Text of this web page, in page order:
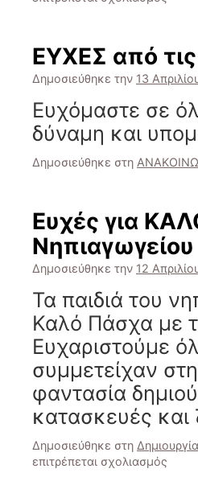
ΕΥΧΕΣ από
Δημοσιεύθηκε την 13
Ευχόμαστε σε
δύναμη και
Δημοσιεύθηκε στη
Ευχές για
Νηπιαγωγείου
Δημοσιεύθηκε την 12
Τα παιδιά του
Καλό Πάσχα με
Ευχαριστούμε
συμμετείχαν
φαντασία
κατασκευές
Δημοσιεύθηκε στη
επιτρέπεται σχολιασμός